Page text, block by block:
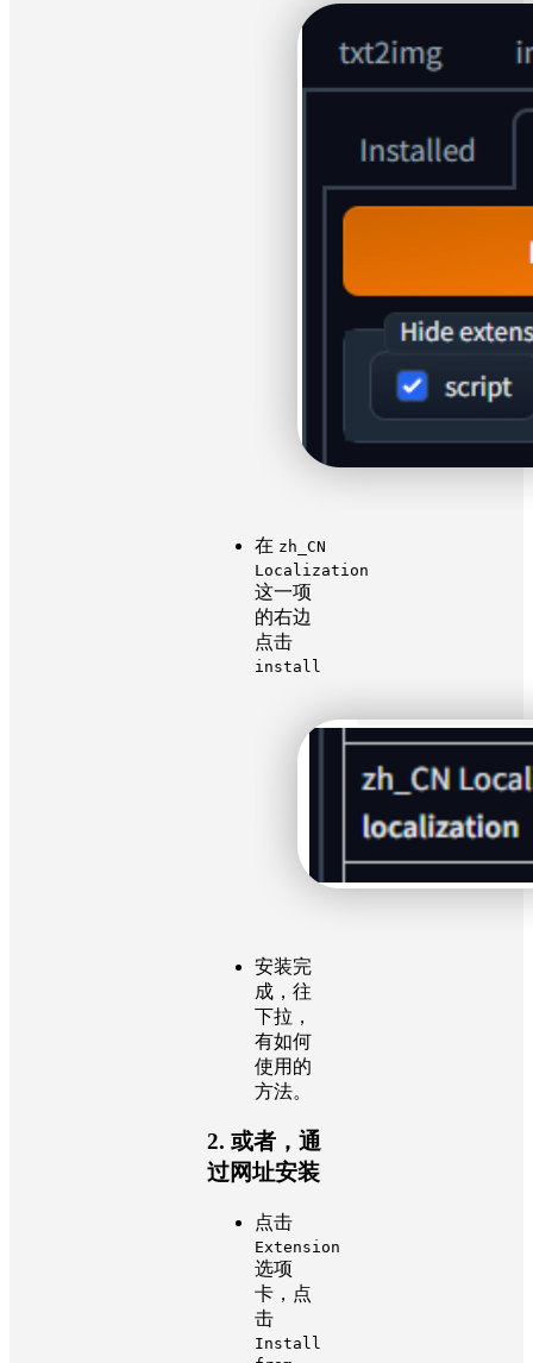
在 zh_CN
Localization
这一项
的右边
点击
install
安装完
成，往
下拉，
有如何
使用的
方法。
2. 或者，通
过网址安装
点击
Extension
选项
卡，点
击
Install